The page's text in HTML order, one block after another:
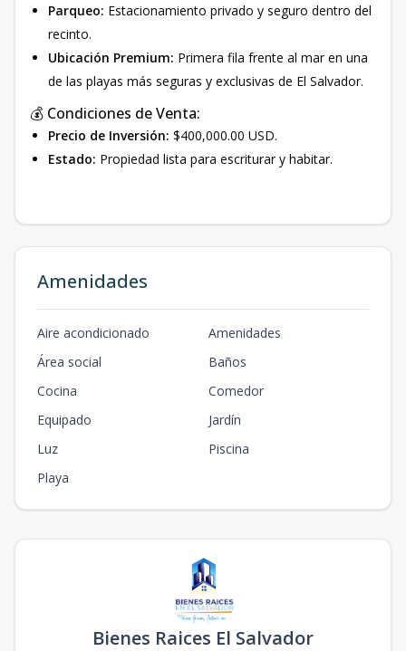
Parqueo: Estacionamiento privado y seguro dentro del
recinto.
Ubicación Premium: Primera fila frente al mar en una
de las playas más seguras y exclusivas de El Salvador.
💰 Condiciones de Venta:
Precio de Inversión: $400,000.00 USD.
Estado: Propiedad lista para escriturar y habitar.
Amenidades
Aire acondicionado
Amenidades
Área social
Baños
Cocina
Comedor
Equipado
Jardín
Luz
Piscina
Playa
Bienes Raices El Salvador